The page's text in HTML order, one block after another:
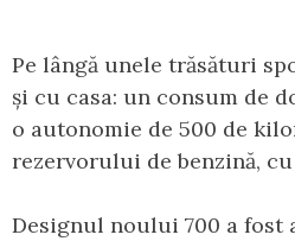
Pe lângă unele trăsături
și cu casa: un consum de
o autonomie de 500 de
rezervorului de benzină,
Designul noului 700 a fost